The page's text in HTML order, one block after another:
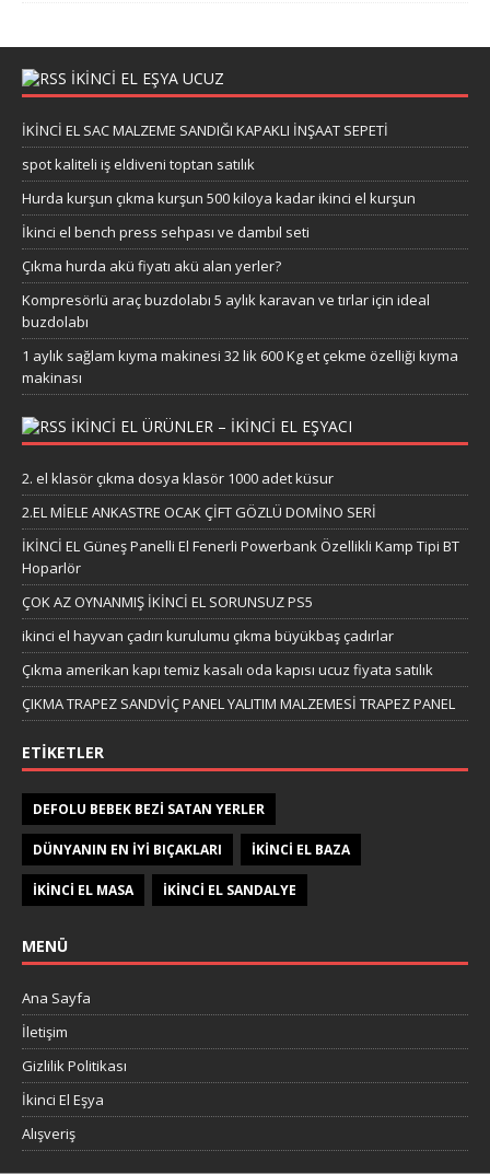
IKINCI EL EŞYA UCUZ
İKİNCİ EL SAC MALZEME SANDIĞI KAPAKLI İNŞAAT SEPETİ
spot kaliteli iş eldiveni toptan satılık
Hurda kurşun çıkma kurşun 500 kiloya kadar ikinci el kurşun
İkinci el bench press sehpası ve dambıl seti
Çıkma hurda akü fiyatı akü alan yerler?
Kompresörlü araç buzdolabı 5 aylık karavan ve tırlar için ideal
buzdolabı
1 aylık sağlam kıyma makinesi 32 lik 600 Kg et çekme özelliği kıyma
makinası
IKINCI EL ÜRÜNLER – IKINCI EL EŞYACI
2. el klasör çıkma dosya klasör 1000 adet küsur
2.EL MİELE ANKASTRE OCAK ÇİFT GÖZLÜ DOMİNO SERİ
İKİNCİ EL Güneş Panelli El Fenerli Powerbank Özellikli Kamp Tipi BT
Hoparlör
ÇOK AZ OYNANMIŞ İKİNCİ EL SORUNSUZ PS5
ikinci el hayvan çadırı kurulumu çıkma büyükbaş çadırlar
Çıkma amerikan kapı temiz kasalı oda kapısı ucuz fiyata satılık
ÇIKMA TRAPEZ SANDVİÇ PANEL YALITIM MALZEMESİ TRAPEZ PANEL
ETIKETLER
DEFOLU BEBEK BEZI SATAN YERLER
DÜNYANIN EN IYI BIÇAKLARI IKINCI EL BAZA
IKINCI EL MASA IKINCI EL SANDALYE
MENÜ
Ana Sayfa
İletişim
Gizlilik Politikası
İkinci El Eşya
Alışveriş